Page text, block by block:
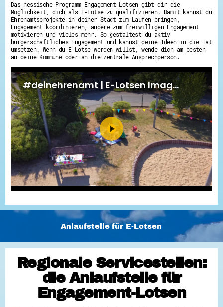
Das hessische Programm Engagement-Lotsen gibt dir die
Möglichkeit, dich als E-Lotse zu qualifizieren. Damit kannst du
Ehrenamtsprojekte in deiner Stadt zum Laufen bringen,
Engagement koordinieren, andere zum freiwilligen Engagement
motivieren und vieles mehr. So gestaltest du aktiv
bürgerschaftliches Engagement und kannst deine Ideen in die Tat
umsetzen. Wenn du E-Lotse werden willst, wende dich am besten
an deine Kommune oder an die zentrale Ansprechperson.
Anlaufstelle für E-Lotsen
Regionale Servicestellen:
die Anlaufstelle für
Engagement-Lotsen